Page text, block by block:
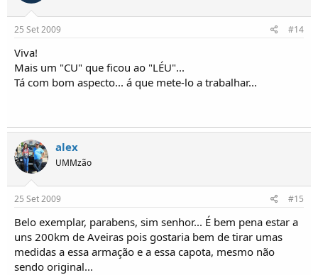
25 Set 2009 #14
Viva!
Mais um "CU" que ficou ao "LÉU"...
Tá com bom aspecto... á que mete-lo a trabalhar...
alex
UMMzão
25 Set 2009 #15
Belo exemplar, parabens, sim senhor... É bem pena estar a
uns 200km de Aveiras pois gostaria bem de tirar umas
medidas a essa armação e a essa capota, mesmo não
sendo original...